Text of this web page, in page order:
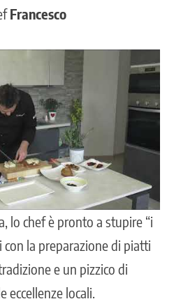
Francesco
lo chef è pronto a stupire “i
la preparazione di piatti
e un pizzico di
locali.